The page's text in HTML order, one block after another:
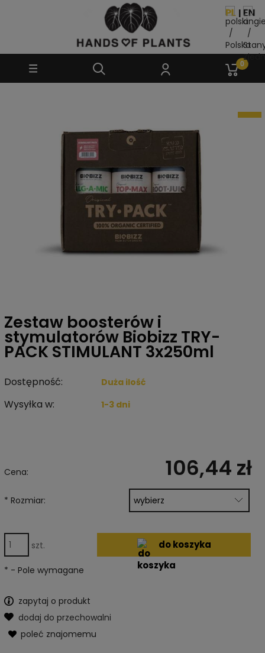
Zestaw boosterów i
stymulatorów Biobizz TRY-
PACK STIMULANT 3x250ml
Dostępność: Duża ilość
Wysyłka w: 1-3 dni
Cena: 106,44 zł
* Rozmiar:
szt. do koszyka
* - Pole wymagane
zapytaj o produkt
dodaj do przechowalni
poleć znajomemu